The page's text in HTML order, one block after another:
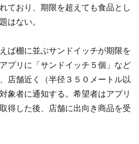
ており、期限を超えても食品とし
はない。
ば棚に並ぶサンドイッチが期限を
プリに「サンドイッチ５個」など
店舗近く（半径３５０メートル以
象者に通知する。希望者はアプリ
得した後、店舗に出向き商品を受